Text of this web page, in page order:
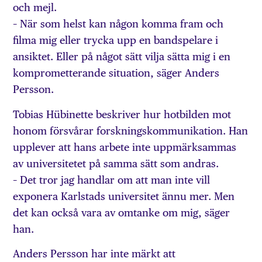
och mejl.
– När som helst kan någon komma fram och
filma mig eller trycka upp en bandspelare i
ansiktet. Eller på något sätt vilja sätta mig i en
komprometterande situation, säger Anders
Persson.
Tobias Hübinette beskriver hur hotbilden mot
honom försvårar forskningskommunikation. Han
upplever att hans arbete inte uppmärksammas
av universitetet på samma sätt som andras.
– Det tror jag handlar om att man inte vill
exponera Karlstads universitet ännu mer. Men
det kan också vara av omtanke om mig, säger
han.
Anders Persson har inte märkt att